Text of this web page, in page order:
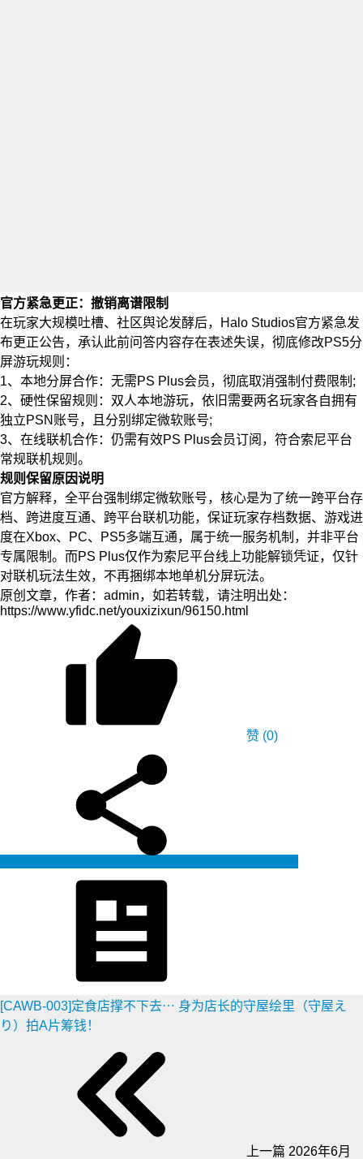
官方紧急更正：撤销离谱限制
在玩家大规模吐槽、社区舆论发酵后，Halo Studios官方紧急发
布更正公告，承认此前问答内容存在表述失误，彻底修改PS5分
屏游玩规则：
1、本地分屏合作：无需PS Plus会员，彻底取消强制付费限制;
2、硬性保留规则：双人本地游玩，依旧需要两名玩家各自拥有
独立PSN账号，且分别绑定微软账号;
3、在线联机合作：仍需有效PS Plus会员订阅，符合索尼平台
常规联机规则。
规则保留原因说明
官方解释，全平台强制绑定微软账号，核心是为了统一跨平台存
档、跨进度互通、跨平台联机功能，保证玩家存档数据、游戏进
度在Xbox、PC、PS5多端互通，属于统一服务机制，并非平台
专属限制。而PS Plus仅作为索尼平台线上功能解锁凭证，仅针
对联机玩法生效，不再捆绑本地单机分屏玩法。
原创文章，作者：admin，如若转载，请注明出处：
https://www.yfidc.net/youxizixun/96150.html
赞 (0)
[CAWB-003]定食店撑不下去⋯ 身为店长的守屋绘里（守屋え
り）拍A片筹钱！
上一篇 2026年6月